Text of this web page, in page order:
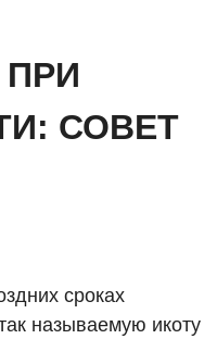
СОВЕТ
сроках
называемую икоту